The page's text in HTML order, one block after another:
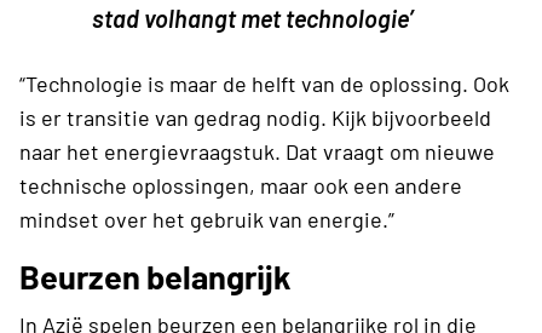
stad volhangt met technologie’
“Technologie is maar de helft van de oplossing. Ook
is er transitie van gedrag nodig. Kijk bijvoorbeeld
naar het energievraagstuk. Dat vraagt om nieuwe
technische oplossingen, maar ook een andere
mindset over het gebruik van energie.”
Beurzen belangrijk
In Azië spelen beurzen een belangrijke rol in die